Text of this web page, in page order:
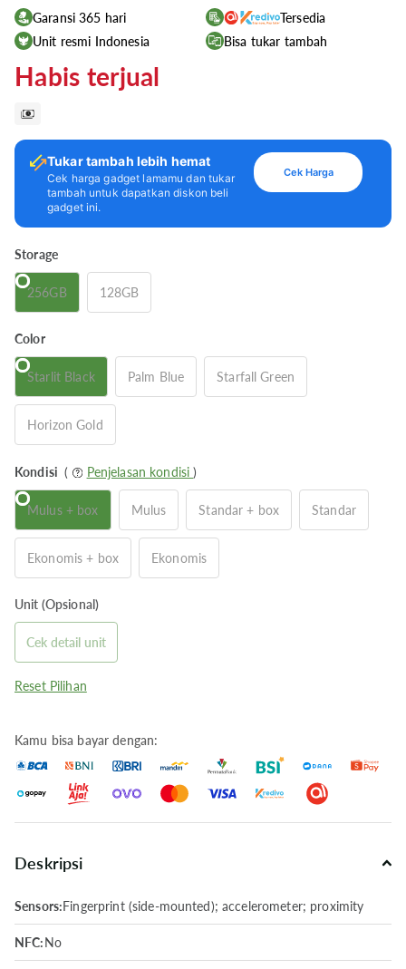
Garansi 365 hari
Tersedia
Unit resmi Indonesia
Bisa tukar tambah
Habis terjual
Tukar tambah lebih hemat
Cek harga gadget lamamu dan tukar
tambah untuk dapatkan diskon beli
gadget ini.
Cek Harga
Storage
256GB 128GB
Color
Starlit Black Palm Blue Starfall Green
Horizon Gold
Kondisi ( Penjelasan kondisi)
Mulus + box Mulus Standar + box Standar
Ekonomis + box Ekonomis
Unit (Opsional)
Cek detail unit
Reset Pilihan
Kamu bisa bayar dengan:
Deskripsi
Sensors:Fingerprint (side-mounted); accelerometer; proximity
NFC:No